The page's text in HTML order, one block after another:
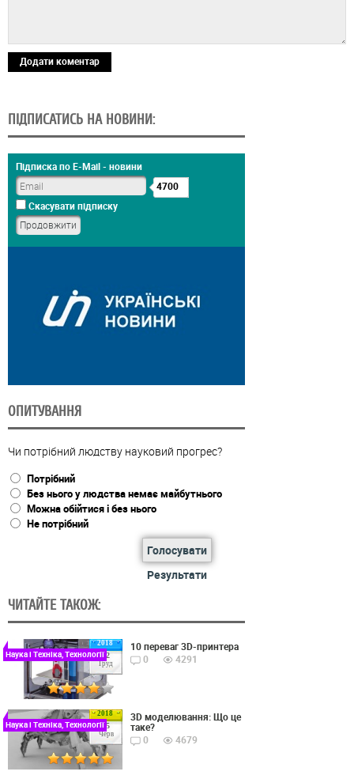
Додати коментар
ПІДПИСАТИСЬ НА НОВИНИ:
Підписка по E-Mail - новини
4700
Скасувати підписку
ОПИТУВАННЯ
Чи потрібний людству науковий прогрес?
Потрібний
Без нього у людства немає майбутнього
Можна обійтися і без нього
Не потрібний
Голосувати
Результати
ЧИТАЙТЕ ТАКОЖ:
2018
22
Груд
Наука і Техніка, Технології
10 переваг 3D-принтера
0
4291
2018
15
Черв
Наука і Техніка, Технології
3D моделювання: Що це
таке?
0
4679